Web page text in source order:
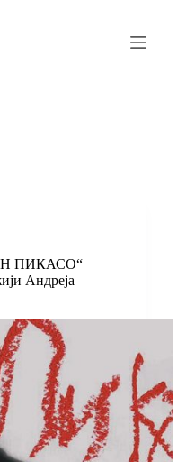
ПИКАСО“
Андреја